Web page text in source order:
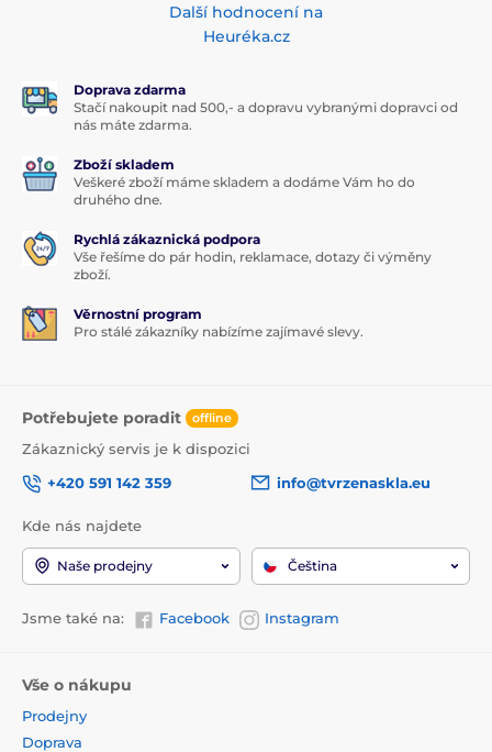
Další hodnocení na
Heuréka.cz
Doprava zdarma
Stačí nakoupit nad 500,- a dopravu vybranými dopravci od
nás máte zdarma.
Zboží skladem
Veškeré zboží máme skladem a dodáme Vám ho do
druhého dne.
Rychlá zákaznická podpora
Vše řešíme do pár hodin, reklamace, dotazy či výměny
zboží.
Věrnostní program
Pro stálé zákazníky nabízíme zajímavé slevy.
Potřebujete poradit offline
Zákaznický servis je k dispozici
+420 591 142 359
info@tvrzenaskla.eu
Kde nás najdete
Naše prodejny Čeština
Jsme také na: Facebook Instagram
Vše o nákupu
Prodejny
Doprava